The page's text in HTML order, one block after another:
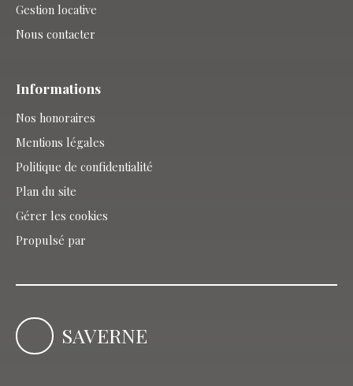
Gestion locative
Nous contacter
Informations
Nos honoraires
Mentions légales
Politique de confidentialité
Plan du site
Gérer les cookies
Propulsé par
SAVERNE